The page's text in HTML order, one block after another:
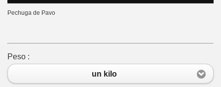
Pechuga de Pavo
Peso :
un kilo